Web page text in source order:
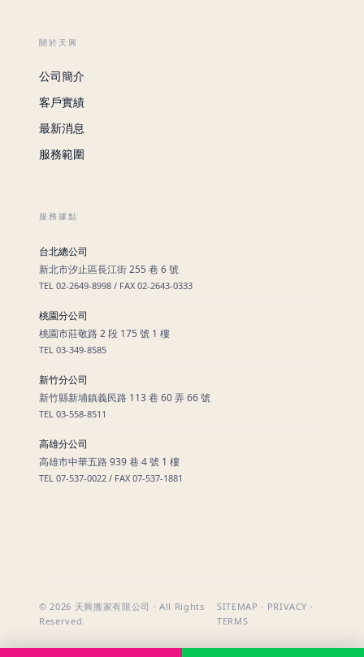
關於天興
公司簡介
客戶實績
最新消息
服務範圍
服務據點
台北總公司
新北市汐止區長江街 255 巷 6 號
TEL 02-2649-8998 / FAX 02-2643-0333
桃園分公司
桃園市莊敬路 2 段 175 號 1 樓
TEL 03-349-8585
新竹分公司
新竹縣新埔鎮義民路 113 巷 60 弄 66 號
TEL 03-558-8511
高雄分公司
高雄市中華五路 939 巷 4 號 1 樓
TEL 07-537-0022 / FAX 07-537-1881
© 2026 天興搬家有限公司 · All Rights
Reserved.
SITEMAP · PRIVACY ·
TERMS